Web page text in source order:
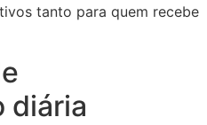
tanto para quem recebe
diária